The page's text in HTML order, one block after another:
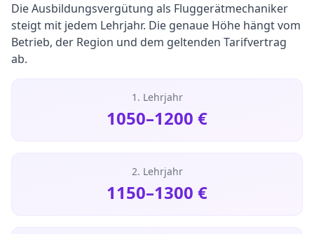
Die Ausbildungsvergütung als Fluggerätmechaniker
steigt mit jedem Lehrjahr. Die genaue Höhe hängt vom
Betrieb, der Region und dem geltenden Tarifvertrag
ab.
1. Lehrjahr
1050–1200 €
2. Lehrjahr
1150–1300 €